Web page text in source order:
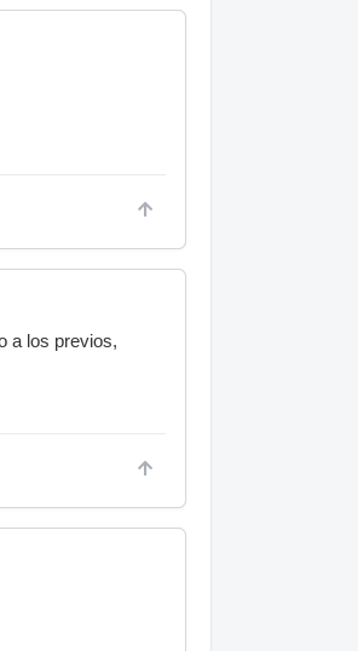
a los previos,